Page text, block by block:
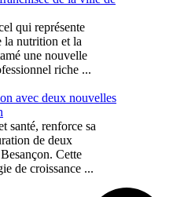
qui représente
la nutrition et la
une nouvelle
riche ...
avec deux nouvelles
santé, renforce sa
de deux
Cette
de croissance ...